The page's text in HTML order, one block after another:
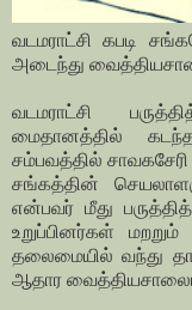
வடமராட்சி கபடி
அடைந்து
வடமராட்சி
மைதானத்தில்
சம்பவத்தில் சாவகசேரி
சங்கத்தின்
என்பவர் மீது
உறுப்பினர்கள்
தலைமையில் வந்து
ஆதார